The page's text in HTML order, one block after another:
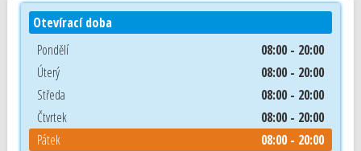
Otevírací doba
Pondělí
08:00 - 20:00
Úterý
08:00 - 20:00
Středa
08:00 - 20:00
Čtvrtek
08:00 - 20:00
Pátek
08:00 - 20:00